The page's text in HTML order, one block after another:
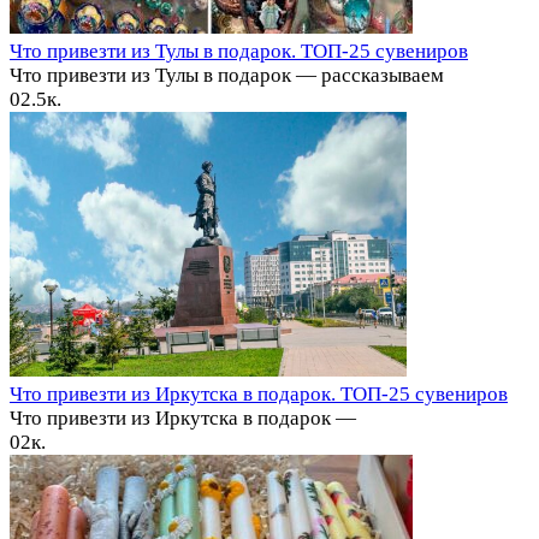
Что привезти из Тулы в подарок. ТОП-25 сувениров
Что привезти из Тулы в подарок — рассказываем
02.5к.
Что привезти из Иркутска в подарок. ТОП-25 сувениров
Что привезти из Иркутска в подарок —
02к.